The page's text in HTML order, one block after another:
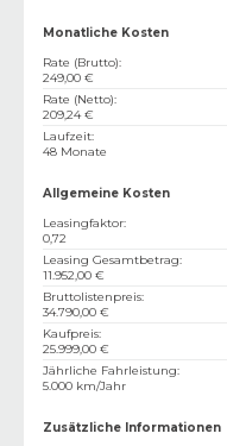
Monatliche Kosten
Rate (Brutto):
249,00 €
Rate (Netto):
209,24 €
Laufzeit:
48 Monate
Allgemeine Kosten
Leasingfaktor:
0,72
Leasing Gesamtbetrag:
11.952,00 €
Bruttolistenpreis:
34.790,00 €
Kaufpreis:
25.999,00 €
Jährliche Fahrleistung:
5.000 km/Jahr
Zusätzliche Informationen